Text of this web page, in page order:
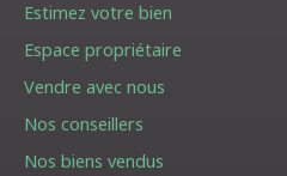
Estimez votre bien
Espace propriétaire
Vendre avec nous
Nos conseillers
Nos biens vendus